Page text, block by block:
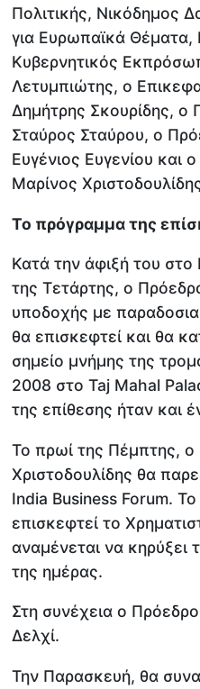
Πολιτικής, Νικόδημος
για Ευρωπαϊκά
Κυβερνητικός
Λετυμπιώτης, ο
Δημήτρης Σκουρίδης, o
Σταύρος Σταύρου, ο
Ευγένιος Ευγενίου και
Μαρίνος
Το πρόγραμμα της
Κατά την άφιξή του
της Τετάρτης, ο
υποδοχής με
θα επισκεφτεί και θα
σημείο μνήμης της
2008 στο Taj Mahal
της επίθεσης ήταν και
Το πρωί της Πέμπτης, ο
Χριστοδουλίδης θα
India Business Forum.
επισκεφτεί το
αναμένεται να κηρύξει
της ημέρας.
Στη συνέχεια ο
Δελχί.
Την Παρασκευή, θα